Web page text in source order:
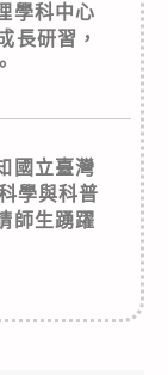
學科中心
長研習，
國立臺灣
學與科普
師生踴躍